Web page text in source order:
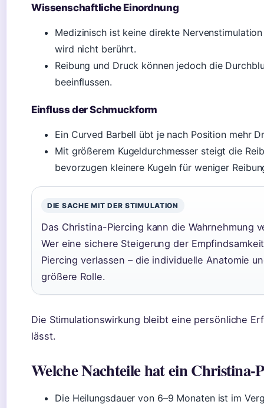
Wissenschaftliche Einordnung
Medizinisch ist keine direkte
wird nicht berührt.
Reibung und Druck können jedoch die
beeinflussen.
Einfluss der Schmuckform
Ein Curved Barbell übt je nach Position mehr
Mit größerem Kugeldurchmesser steigt die
bevorzugen kleinere Kugeln für weniger
DIE SACHE MIT DER STIMULATION
Das Christina-Piercing kann die Wahrnehmung
Wer eine sichere Steigerung der
Piercing verlassen – die individuelle Anatomie
größere Rolle.
Die Stimulationswirkung bleibt eine persönliche
lässt.
Welche Nachteile hat ein Christina-
Die Heilungsdauer von 6–9 Monaten ist im